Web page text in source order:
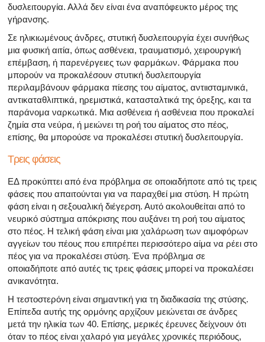
δυσλειτουργία. Αλλά δεν είναι ένα αναπόφευκτο μέρος της
γήρανσης.
Σε ηλικιωμένους άνδρες, στυτική δυσλειτουργία έχει συνήθως
μια φυσική αιτία, όπως ασθένεια, τραυματισμό, χειρουργική
επέμβαση, ή παρενέργειες των φαρμάκων. Φάρμακα που
μπορούν να προκαλέσουν στυτική δυσλειτουργία
περιλαμβάνουν φάρμακα πίεσης του αίματος, αντιισταμινικά,
αντικαταθλιπτικά, ηρεμιστικά, κατασταλτικά της όρεξης, και τα
παράνομα ναρκωτικά. Μια ασθένεια ή ασθένεια που προκαλεί
ζημία στα νεύρα, ή μειώνει τη ροή του αίματος στο πέος,
επίσης, θα μπορούσε να προκαλέσει στυτική δυσλειτουργία.
Τρεις φάσεις
ΕΔ προκύπτει από ένα πρόβλημα σε οποιαδήποτε από τις τρεις
φάσεις που απαιτούνται για να παραχθεί μια στύση. Η πρώτη
φάση είναι η σεξουαλική διέγερση. Αυτό ακολουθείται από το
νευρικό σύστημα απόκρισης που αυξάνει τη ροή του αίματος
στο πέος. Η τελική φάση είναι μια χαλάρωση των αιμοφόρων
αγγείων του πέους που επιτρέπει περισσότερο αίμα να ρέει στο
πέος για να προκαλέσει στύση. Ένα πρόβλημα σε
οποιαδήποτε από αυτές τις τρεις φάσεις μπορεί να προκαλέσει
ανικανότητα.
Η τεστοστερόνη είναι σημαντική για τη διαδικασία της στύσης.
Επίπεδα αυτής της ορμόνης αρχίζουν μειώνεται σε άνδρες
μετά την ηλικία των 40. Επίσης, μερικές έρευνες δείχνουν ότι
όταν το πέος είναι χαλαρό για μεγάλες χρονικές περιόδους,